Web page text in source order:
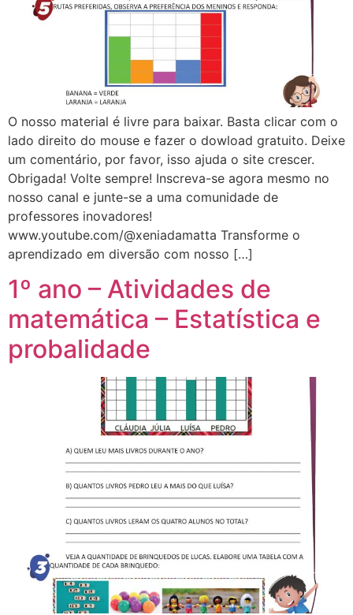
O nosso material é livre para baixar. Basta clicar com o
lado direito do mouse e fazer o dowload gratuito. Deixe
um comentário, por favor, isso ajuda o site crescer.
Obrigada! Volte sempre! Inscreva-se agora mesmo no
nosso canal e junte-se a uma comunidade de
professores inovadores!
www.youtube.com/@xeniadamatta Transforme o
aprendizado em diversão com nosso […]
1º ano – Atividades de
matemática – Estatística e
probalidade